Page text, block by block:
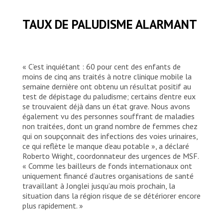
TAUX DE PALUDISME ALARMANT
« C’est inquiétant : 60 pour cent des enfants de
moins de cinq ans traités à notre clinique mobile la
semaine dernière ont obtenu un résultat positif au
test de dépistage du paludisme; certains d’entre eux
se trouvaient déjà dans un état grave. Nous avons
également vu des personnes souffrant de maladies
non traitées, dont un grand nombre de femmes chez
qui on soupçonnait des infections des voies urinaires,
ce qui reflète le manque d’eau potable », a déclaré
Roberto Wright, coordonnateur des urgences de MSF.
« Comme les bailleurs de fonds internationaux ont
uniquement financé d’autres organisations de santé
travaillant à Jonglei jusqu’au mois prochain, la
situation dans la région risque de se détériorer encore
plus rapidement. »